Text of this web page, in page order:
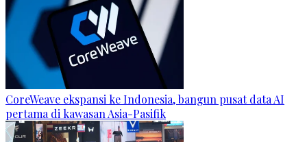
CoreWeave ekspansi ke Indonesia, bangun pusat data AI
pertama di kawasan Asia-Pasifik